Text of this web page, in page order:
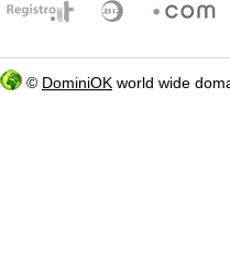
© DominiOK world wide